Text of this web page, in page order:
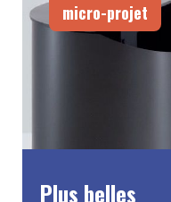
micro-projet
Plus belles